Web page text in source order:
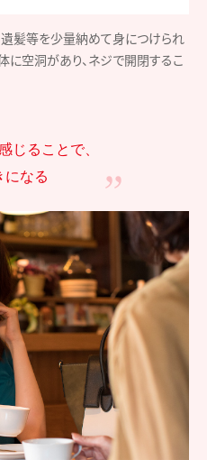
遺髪等を少量納めて身につけられ
に空洞があり、ネジで開閉するこ
じることで、
になる